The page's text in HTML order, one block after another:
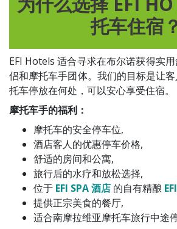
托车住宿？
EFI Hotels 适合寻求在布尔诺获得实
侣和摩托车手团体。我们的目标是让
托车停放在何处，可以安心享受住宿。
摩托车手的福利：
摩托车的安全停车位,
酒店客人的优惠停车价格,
舒适的房间和公寓,
旅行后的水疗和放松选择,
位于 EFI SPA 酒店 的自有精酿
提供正宗美食的餐厅,
适合南摩拉维亚摩托车旅行中途